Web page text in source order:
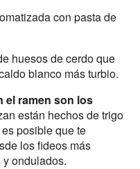
con pasta de
huesos de cerdo que
blanco más turbio.
el ramen son los
están hechos de trigo
posible que te
los fideos más
ondulados.